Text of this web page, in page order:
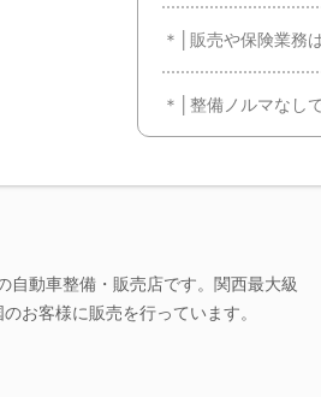
＊│販売や保険業務
＊│整備ノルマなし
自動車整備・販売店です。関西最大級
お客様に販売を行っています。